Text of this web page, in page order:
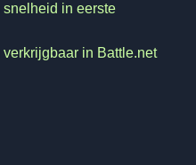
snelheid in eerste
in Battle.net